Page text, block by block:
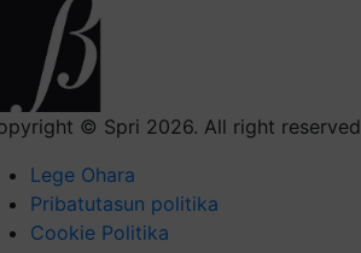
© Spri 2026. All right reserved
Lege Ohara
Pribatutasun politika
Cookie Politika